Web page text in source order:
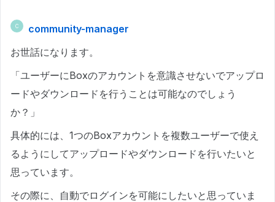
C
community-manager
お世話になります。
「ユーザーにBoxのアカウントを意識させないでアップロ
ードやダウンロードを行うことは可能なのでしょう
か？」
具体的には、1つのBoxアカウントを複数ユーザーで使え
るようにしてアップロードやダウンロードを行いたいと
思っています。
その際に、自動でログインを可能にしたいと思っていま